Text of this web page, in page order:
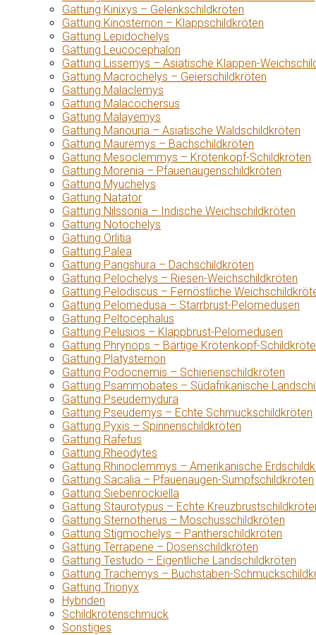
Gattung Kinixys – Gelenkschildkröten
Gattung Kinosternon – Klappschildkröten
Gattung Lepidochelys
Gattung Leucocephalon
Gattung Lissemys – Asiatische Klappen-
Gattung Macrochelys – Geierschildkröten
Gattung Malaclemys
Gattung Malacochersus
Gattung Malayemys
Gattung Manouria – Asiatische Waldschildkröten
Gattung Mauremys – Bachschildkröten
Gattung Mesoclemmys – Krötenkopf-Schildkröten
Gattung Morenia – Pfauenaugenschildkröten
Gattung Myuchelys
Gattung Natator
Gattung Nilssonia – Indische Weichschildkröten
Gattung Notochelys
Gattung Orlitia
Gattung Palea
Gattung Pangshura – Dachschildkröten
Gattung Pelochelys – Riesen-Weichschildkröten
Gattung Pelodiscus – Fernöstliche
Gattung Pelomedusa – Starrbrust-Pelomedusen
Gattung Peltocephalus
Gattung Pelusios – Klappbrust-Pelomedusen
Gattung Phrynops – Bärtige Krötenkopf-
Gattung Platysternon
Gattung Podocnemis – Schienenschildkröten
Gattung Psammobates – Südafrikanische
Gattung Pseudemydura
Gattung Pseudemys – Echte Schmuckschildkröten
Gattung Pyxis – Spinnenschildkröten
Gattung Rafetus
Gattung Rheodytes
Gattung Rhinoclemmys – Amerikanische
Gattung Sacalia – Pfauenaugen-Sumpfschildkröten
Gattung Siebenrockiella
Gattung Staurotypus – Echte
Gattung Sternotherus – Moschusschildkröten
Gattung Stigmochelys – Pantherschildkröten
Gattung Terrapene – Dosenschildkröten
Gattung Testudo – Eigentliche Landschildkröten
Gattung Trachemys – Buchstaben-
Gattung Trionyx
Hybriden
Schildkrötenschmuck
Sonstiges